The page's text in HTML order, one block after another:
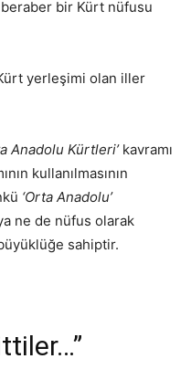
bir Kürt nüfusu
yerleşimi olan iller
Anadolu Kürtleri’ kavramı
kullanılmasının
‘Orta Anadolu’
ne de nüfus olarak
sahiptir.